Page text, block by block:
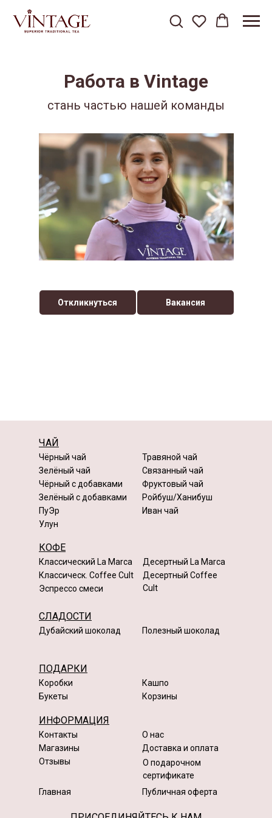
Работа в Vintage
стань частью нашей команды
Откликнуться Вакансия
ЧАЙ
Чёрный чай
Зелёный чай
Чёрный с добавками
Классическ. Coffee Cult
Зелёный с добавками
ПуЭр
Улун
Травяной чай
Связанный чай
Фруктовый чай
Ройбуш/Ханибуш
Иван чай
Классический La Marca
КОФЕ
Десертный Coffee
Cult
Десертный La Marca
Эспрессо смеси
СЛАДОСТИ
Дубайский шоколад Полезный шоколад
ПОДАРКИ
Коробки
Букеты
Кашпо
Корзины
ИНФОРМАЦИЯ
Контакты
Магазины
Отзывы
О нас
Доставка и оплата
Публичная оферта
Главная
О подарочном
сертификате